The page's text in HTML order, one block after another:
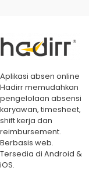
Aplikasi absen online
Hadirr memudahkan
pengelolaan absensi
karyawan, timesheet,
shift kerja dan
reimbursement.
Berbasis web.
Tersedia di Android &
iOS.